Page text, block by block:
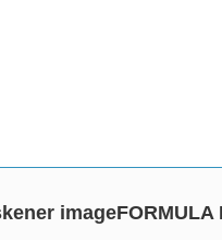
imageFORMULA